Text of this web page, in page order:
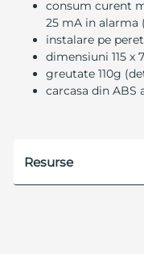
consum curent
25 mA in alarma
instalare pe
dimensiuni 115 x
greutate 110g
carcasa din ABS
Resurse